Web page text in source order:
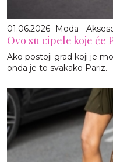
01.06.2026 Moda -
Ovo su cipele koje će
Ako postoji grad koji je
onda je to svakako Pariz.